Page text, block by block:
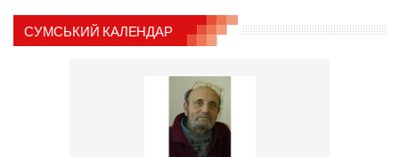
СУМСЬКИЙ КАЛЕНДАР